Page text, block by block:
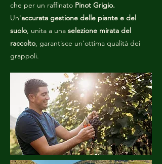
che per un raffinato Pinot Grigio.
Un'accurata gestione delle piante e del
suolo, unita a una selezione mirata del
raccolto, garantisce un'ottima qualità dei
grappoli.
Chi siamo